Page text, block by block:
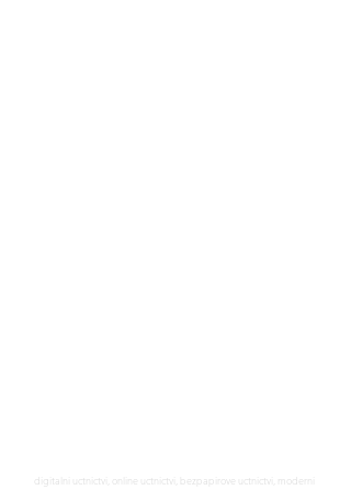
digitalni uctnictvi, online uctnictvi, bezpapirove uctnictvi, moderni